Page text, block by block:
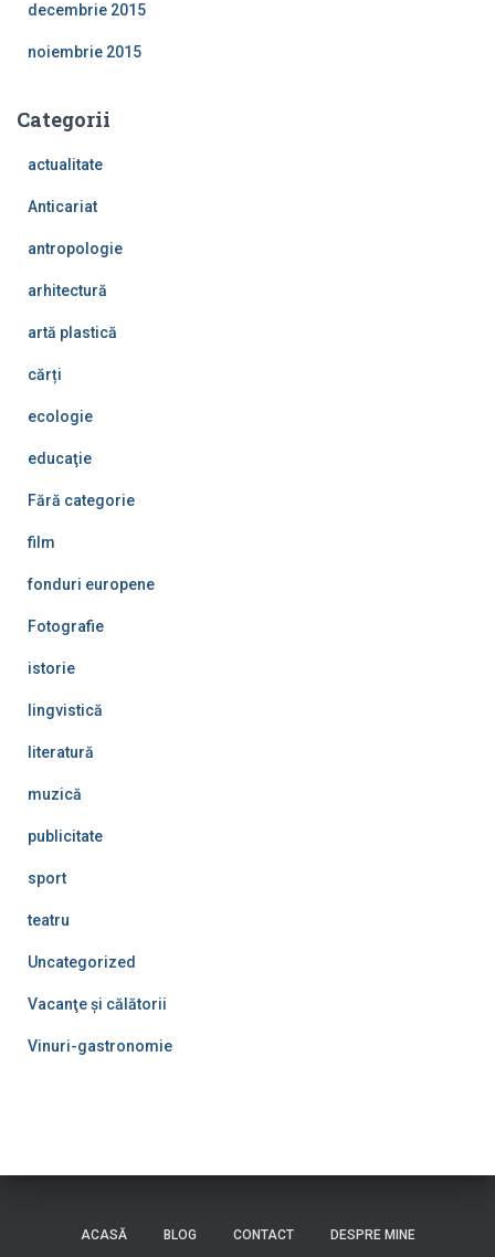
decembrie 2015
noiembrie 2015
Categorii
actualitate
Anticariat
antropologie
arhitectură
artă plastică
cărți
ecologie
educaţie
Fără categorie
film
fonduri europene
Fotografie
istorie
lingvistică
literatură
muzică
publicitate
sport
teatru
Uncategorized
Vacanţe şi călătorii
Vinuri-gastronomie
ACASĂ BLOG CONTACT DESPRE MINE